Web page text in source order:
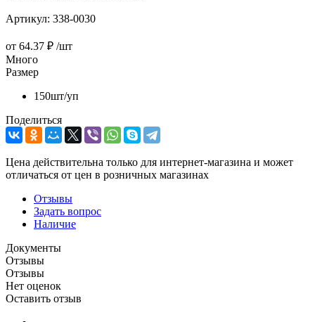
Артикул: 338-0030
от 64.37 ₽ /шт
Много
Размер
150шт/уп
Поделиться
Цена действительна только для интернет-магазина и может
отличаться от цен в розничных магазинах
Отзывы
Задать вопрос
Наличие
Документы
Отзывы
Отзывы
Нет оценок
Оставить отзыв